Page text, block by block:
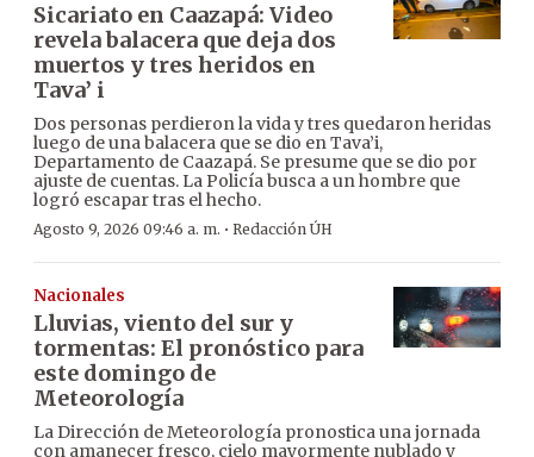
Sicariato en Caazapá: Video
revela balacera que deja dos
muertos y tres heridos en
Tava’ i
Dos personas perdieron la vida y tres quedaron heridas
luego de una balacera que se dio en Tava’i,
Departamento de Caazapá. Se presume que se dio por
ajuste de cuentas. La Policía busca a un hombre que
logró escapar tras el hecho.
Agosto 9, 2026 09:46 a. m. · Redacción ÚH
Nacionales
Lluvias, viento del sur y
tormentas: El pronóstico para
este domingo de
Meteorología
La Dirección de Meteorología pronostica una jornada
con amanecer fresco, cielo mayormente nublado y